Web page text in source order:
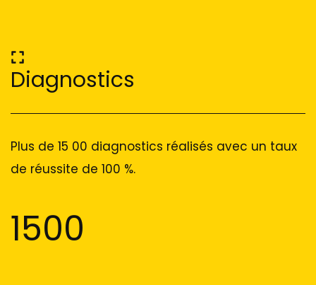
Diagnostics
Plus de 15 00 diagnostics réalisés avec un taux
de réussite de 100 %.
1500